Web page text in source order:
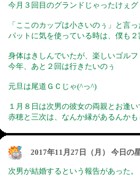
今月３回目のグランドじゃったけぇ
「ここのカップは小さいのぅ」と言
パットに気を使っている時は、僕も
身体はきしんでいたが、楽しいゴル
今年、あと２回は行きたいのぅ
元旦は尾道ＧＣじゃ(^っ^)
１月８日は次男の彼女の両親とお逢
赤穂と三次は、なんか縁があるんか
2017年11月27日（月） 今日の
次男が結婚するという報告があった。